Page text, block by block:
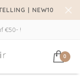
| NEW10
€50- !
0